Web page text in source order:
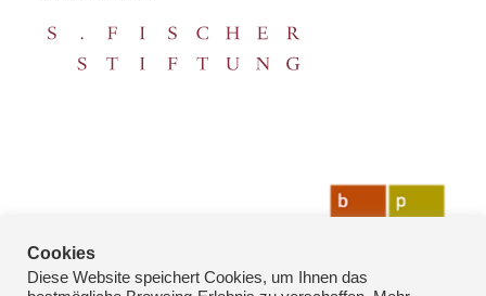
Cookies
Diese Website speichert Cookies, um Ihnen das